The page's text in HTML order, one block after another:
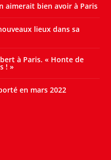
aimerait bien avoir à Paris
lieux dans sa
à Paris. « Honte de
! »
en mars 2022